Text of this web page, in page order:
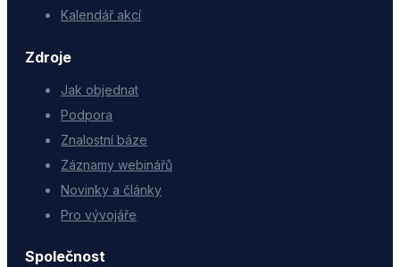
Kalendář akcí
Zdroje
Jak objednat
Podpora
Znalostní báze
Záznamy webinářů
Novinky a články
Pro vývojáře
Společnost